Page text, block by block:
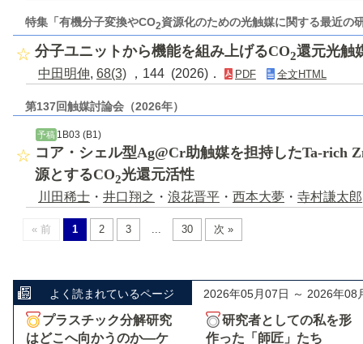
特集「有機分子変換やCO2資源化のための光触媒に関する最近の
分子ユニットから機能を組み上げるCO2還元光触
中田明伸, 68(3) ，144 (2026)． PDF 全文HTML
第137回触媒討論会（2026年）
予稿 1B03 (B1)
コア・シェル型Ag@Cr助触媒を担持したTa-rich
源とするCO2光還元活性
川田稀士 ・ 井口翔之 ・ 浪花晋平 ・ 西本大夢 ・ 寺村謙太郎
« 前 1 2 3 ... 30 次 »
よく読まれているページ 2026年05月07日 ～ 2026年08
プラスチック分解研究
はどこへ向かうのか―ケ
研究者としての私を形
作った「師匠」たち